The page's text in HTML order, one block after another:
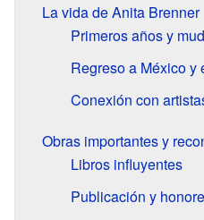
La vida de Anita Brenner
Primeros años y
Regreso a México y
Conexión con
Obras importantes y
Libros influyentes
Publicación y